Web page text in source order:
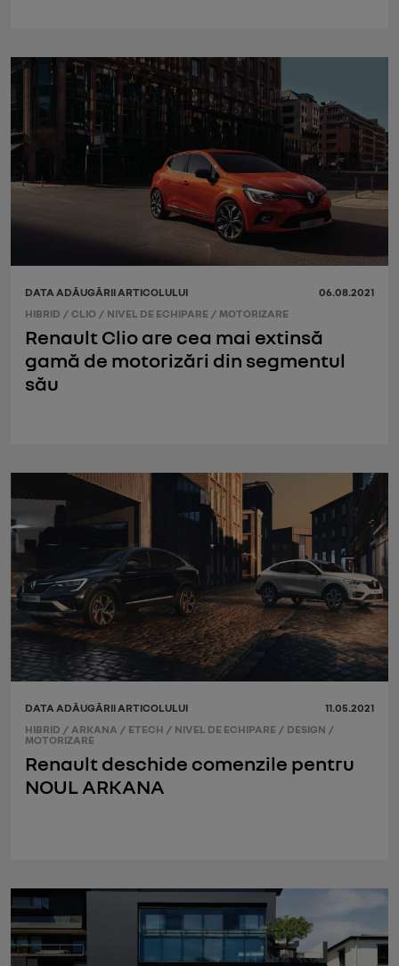
DATA ADĂUGĂRII ARTICOLULUI
06.08.2021
HIBRID / CLIO / NIVEL DE ECHIPARE / MOTORIZARE
Renault Clio are cea mai extinsă
gamă de motorizări din segmentul
său
DATA ADĂUGĂRII ARTICOLULUI
11.05.2021
HIBRID / ARKANA / ETECH / NIVEL DE ECHIPARE / DESIGN /
MOTORIZARE
Renault deschide comenzile pentru
NOUL ARKANA